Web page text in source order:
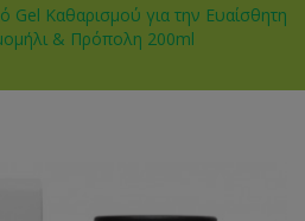
Καθαρισμού για την Ευαίσθητη
& Πρόπολη 200ml